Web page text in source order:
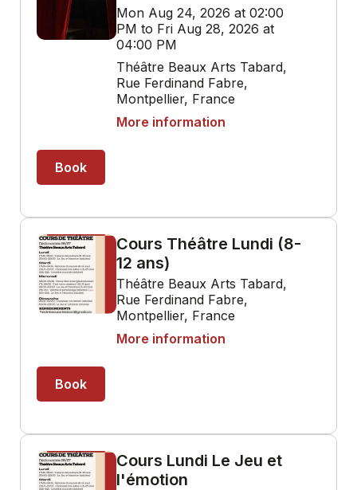
Mon Aug 24, 2026 at 02:00
PM to Fri Aug 28, 2026 at
04:00 PM
Théâtre Beaux Arts Tabard,
Rue Ferdinand Fabre,
Montpellier, France
More information
Book
Cours Théâtre Lundi (8-
12 ans)
Théâtre Beaux Arts Tabard,
Rue Ferdinand Fabre,
Montpellier, France
More information
Book
Cours Lundi Le Jeu et
l'émotion